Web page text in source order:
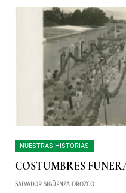
NUESTRAS HISTORIAS
COSTUMBRES
SALVADOR SIGÜENZA OROZCO